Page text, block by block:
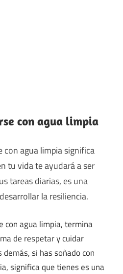
con agua limpia
con agua limpia significa
tu vida te ayudará a ser
tareas diarias, es una
la resiliencia.
con agua limpia, termina
de respetar y cuidar
si has soñado con
significa que tienes es una